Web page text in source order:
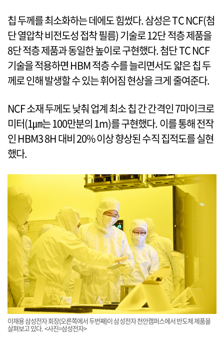
칩 두께를 최소화하는 데에도 힘썼다. 삼성은 TC NCF(첨
단 열압착 비전도성 접착 필름) 기술로 12단 적층 제품을
8단 적층 제품과 동일한 높이로 구현했다. 첨단 TC NCF
기술을 적용하면 HBM 적층 수를 늘리면서도 얇은 칩 두
께로 인해 발생할 수 있는 휘어짐 현상을 크게 줄여준다.
NCF 소재 두께도 낮춰 업계 최소 칩 간 간격인 7마이크로
미터(1㎛는 100만분의 1m)를 구현했다. 이를 통해 전작
인 HBM3 8H 대비 20% 이상 향상된 수직 집적도를 실현
했다.
이재용 삼성전자 회장(오른쪽에서 두번째)이 삼성전자 천안캠퍼스에서 반도체 제품을
살펴보고 있다. <사진=삼성전자>